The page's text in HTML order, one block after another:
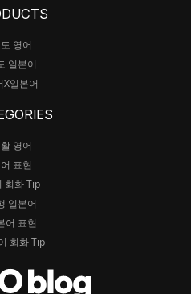
영어
일본어
X일본어
영어
표현
회화 Tip
일본어
어 표현
회화 Tip